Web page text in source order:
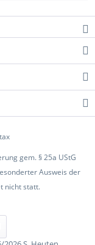
gem. § 25a UStG
Ausweis der
nicht statt.